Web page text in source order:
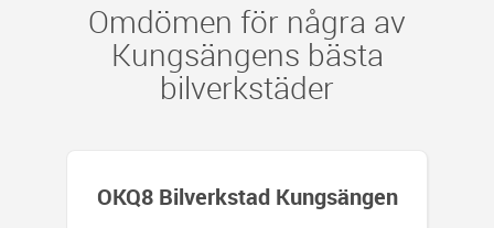
Omdömen för några av
Kungsängens bästa
bilverkstäder
OKQ8 Bilverkstad Kungsängen